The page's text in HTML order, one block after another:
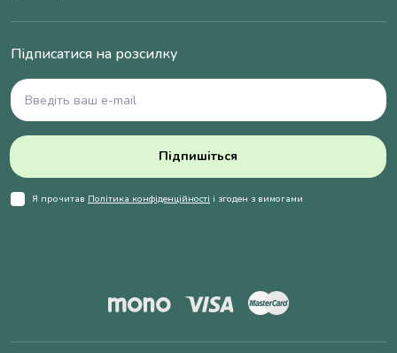
Підписатися на розсилку
Підпишіться
Я прочитав Політика конфіденційності і згоден з вимогами